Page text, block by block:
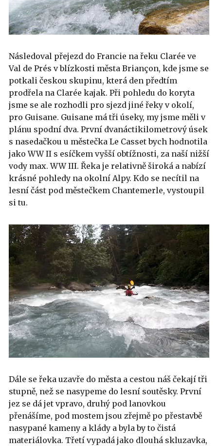
Následoval přejezd do Francie na řeku Clarée ve
Val de Prés v blízkosti města Briançon, kde jsme se
potkali českou skupinu, která den předtím
prodřela na Clarée kajak. Při pohledu do koryta
jsme se ale rozhodli pro sjezd jiné řeky v okolí,
pro Guisane. Guisane má tři úseky, my jsme měli v
plánu spodní dva. První dvanáctikilometrový úsek
s nasedačkou u městečka Le Casset bych hodnotila
jako WW II s esíčkem vyšší obtížnosti, za naší nižší
vody max. WW III. Řeka je relativně široká a nabízí
krásné pohledy na okolní Alpy. Kdo se necítil na
lesní část pod městečkem Chantemerle, vystoupil
si tu.
Dále se řeka uzavře do města a cestou náš čekají tři
stupně, než se nasypeme do lesní soutěsky. První
jez se dá jet vpravo, druhý pod lanovkou
přenášíme, pod mostem jsou zřejmě po přestavbě
nasypané kameny a klády a byla by to čistá
materiálovka. Třetí vypadá jako dlouhá skluzavka,